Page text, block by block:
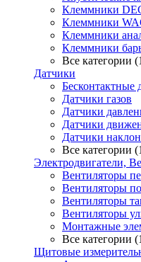
Клеммники
Клеммники
Клеммники
Клеммники
Все категории
Датчики
Бесконтактные
Датчики газов
Датчики
Датчики
Датчики
Все категории
Электродвигатели,
Вентиляторы
Вентиляторы
Вентиляторы
Вентиляторы
Монтажные
Все категории
Щитовые